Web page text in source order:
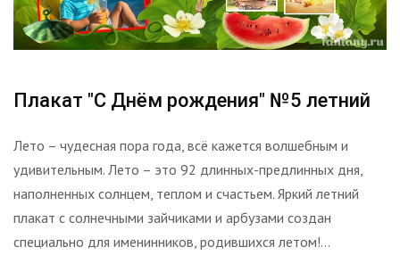
Плакат "С Днём рождения" №5 летний
Лето – чудесная пора года, всё кажется волшебным и
удивительным. Лето – это 92 длинных-предлинных дня,
наполненных солнцем, теплом и счастьем. Яркий летний
плакат с солнечными зайчиками и арбузами создан
специально для именинников, родившихся летом!...